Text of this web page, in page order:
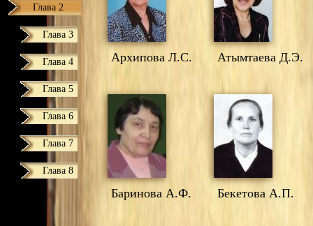
Глава 2
Глава 3
Глава 4
Глава 5
Глава 6
Глава 7
Глава 8
Архипова Л.С. Атымтаева Д.Э.
Баринова А.Ф. Бекетова А.П.